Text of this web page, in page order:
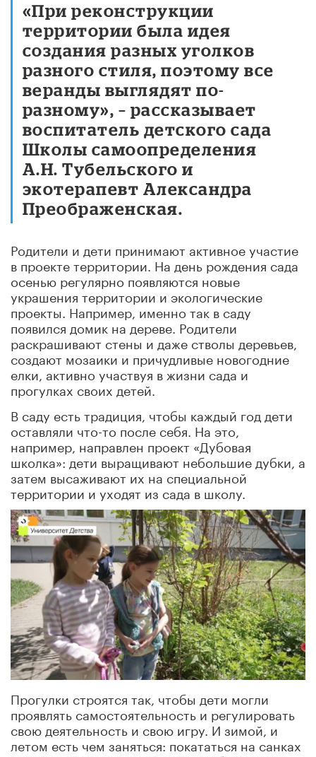
«При реконструкции
территории была идея
создания разных уголков
разного стиля, поэтому все
веранды выглядят по-
разному», – рассказывает
воспитатель детского сада
Школы самоопределения
А.Н. Тубельского и
экотерапевт Александра
Преображенская.
Родители и дети принимают активное участие
в проекте территории. На день рождения сада
осенью регулярно появляются новые
украшения территории и экологические
проекты. Например, именно так в саду
появился домик на дереве. Родители
раскрашивают стены и даже стволы деревьев,
создают мозаики и причудливые новогодние
елки, активно участвуя в жизни сада и
прогулках своих детей.
В саду есть традиция, чтобы каждый год дети
оставляли что-то после себя. На это,
например, направлен проект «Дубовая
школка»: дети выращивают небольшие дубки, а
затем высаживают их на специальной
территории и уходят из сада в школу.
Прогулки строятся так, чтобы дети могли
проявлять самостоятельность и регулировать
свою деятельность и свою игру. И зимой, и
летом есть чем заняться: покататься на санках